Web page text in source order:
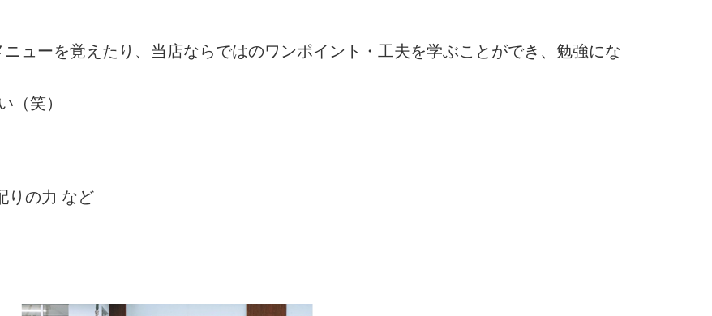
ューを覚えたり、当店ならではのワンポイント・工夫を学ぶことができ、勉強にな
（笑）
りの力 など